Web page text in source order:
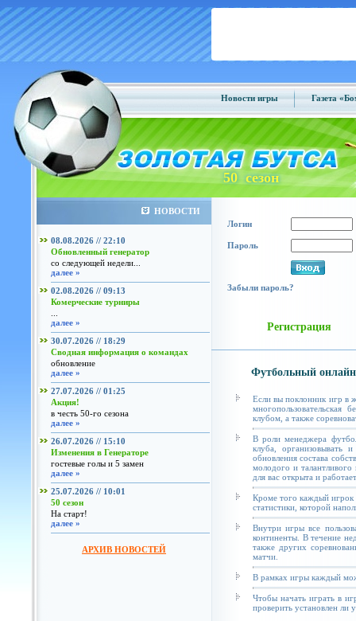
Новости игры Газета
50 сезон
НОВОСТИ
08.08.2026 // 22:10
Обновленный генератор
со следующей недели...
далее »
02.08.2026 // 09:13
Комерческие турниры
далее »
30.07.2026 // 18:29
Сводная информация о командах
обновление
далее »
27.07.2026 // 01:25
Акция!
в честь 50-го сезона
далее »
26.07.2026 // 15:10
Изменения в Генераторе
гостевые голы и 5 замен
далее »
25.07.2026 // 10:01
50 сезон
На старт!
далее »
АРХИВ НОВОСТЕЙ
Логин
Пароль
Забыли пароль?
Регистрация
Футбольный
Если вы поклонник игр в
клубом, а также
В роли менеджера
клуба, организовывать
обновления состава
молодого и талантливого
для вас открыта и
Кроме того каждый игрок
статистики, которой
Внутри игры все
континенты. В течение
также других
матчи.
В рамках игры каждый
Чтобы начать играть в
проверить установлен ли